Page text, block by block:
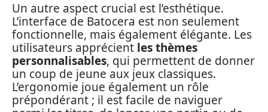
Un autre aspect crucial est l’esthétique.
L’interface de Batocera est non seulement
fonctionnelle, mais également élégante. Les
utilisateurs apprécient les thèmes
personnalisables, qui permettent de donner
un coup de jeune aux jeux classiques.
L’ergonomie joue également un rôle
prépondérant ; il est facile de naviguer